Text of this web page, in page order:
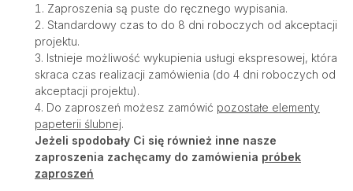
Zaproszenia są puste do ręcznego wypisania.
Standardowy czas to do 8 dni roboczych od akceptacji
projektu.
Istnieje możliwość wykupienia usługi ekspresowej, która
skraca czas realizacji zamówienia (do 4 dni roboczych od
akceptacji projektu).
Do zaproszeń możesz zamówić pozostałe elementy
papeterii ślubnej.
Jeżeli spodobały Ci się również inne nasze
zaproszenia zachęcamy do zamówienia próbek
zaproszeń